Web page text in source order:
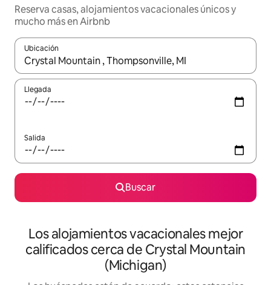
Reserva casas, alojamientos vacacionales únicos y
mucho más en Airbnb
Ubicación
Cuando los resultados estén disponibles, podrás navegar
Llegada
Salida
Buscar
Los alojamientos vacacionales mejor
calificados cerca de Crystal Mountain
(Michigan)